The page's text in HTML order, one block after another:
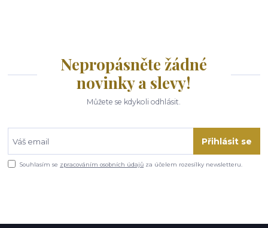
Nepropásněte žádné
novinky a slevy!
Můžete se kdykoli odhlásit.
Přihlásit se
Souhlasím se zpracováním osobních údajů za účelem rozesílky newsletteru.